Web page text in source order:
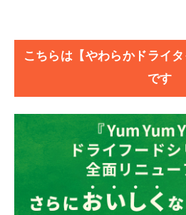
こちらは【やわらかドライ
です